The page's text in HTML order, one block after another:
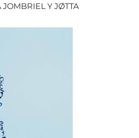
JOMBRIEL Y JØTTA